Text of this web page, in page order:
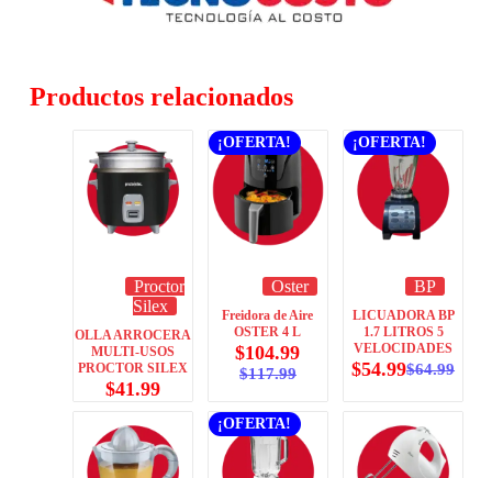
Productos relacionados
Proctor
Silex
OLLA ARROCERA
MULTI-USOS
PROCTOR SILEX
$41.99
¡OFERTA!
Oster
Freidora de Aire
OSTER 4 L
$117.99
$104.99
¡OFERTA!
BP
LICUADORA BP
1.7 LITROS 5
VELOCIDADES
$64.99
$54.99
¡OFERTA!